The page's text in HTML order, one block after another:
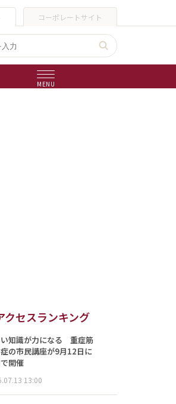
コーポレートサイト
MENU
クセスランキング
知識が力になる 重症筋
の市民講座が9月12日に
開催
13:00